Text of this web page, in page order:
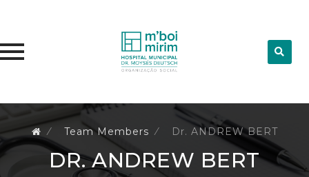
content
⁄ Team Members ⁄ Dr. ANDREW BERT
DR. ANDREW BERT